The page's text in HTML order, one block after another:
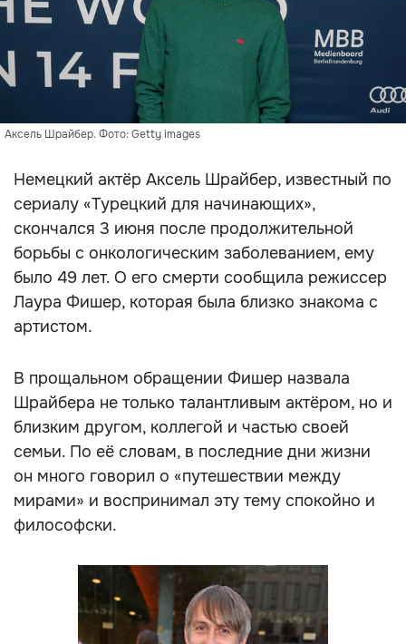
Аксель Шрайбер. Фото: Getty images
Немецкий актёр Аксель Шрайбер, известный по
сериалу «Турецкий для начинающих»,
скончался 3 июня после продолжительной
борьбы с онкологическим заболеванием, ему
было 49 лет. О его смерти сообщила режиссер
Лаура Фишер, которая была близко знакома с
артистом.
В прощальном обращении Фишер назвала
Шрайбера не только талантливым актёром, но и
близким другом, коллегой и частью своей
семьи. По её словам, в последние дни жизни
он много говорил о «путешествии между
мирами» и воспринимал эту тему спокойно и
философски.